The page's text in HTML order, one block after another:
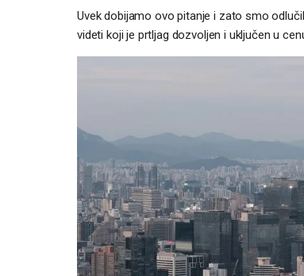
Uvek dobijamo ovo pitanje i zato smo
videti koji je prtljag dozvoljen i uključen u